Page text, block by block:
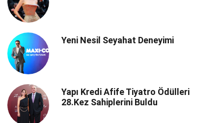
Yeni Nesil Seyahat Deneyimi
Yapı Kredi Afife Tiyatro Ödülleri
28.Kez Sahiplerini Buldu